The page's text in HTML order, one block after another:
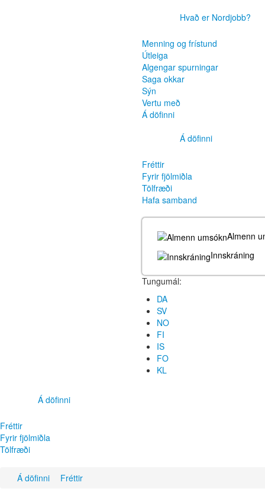
Hvað er Nordjobb?
Menning og frístund
Útleiga
Algengar spurningar
Saga okkar
Sýn
Vertu með
Á döfinni
Á döfinni
Fréttir
Fyrir fjölmiðla
Tölfræði
Hafa samband
Almenn
Innskráning
Tungumál:
DA
SV
NO
FI
IS
FO
KL
Á döfinni
Fréttir
Fyrir fjölmiðla
Tölfræði
Á döfinni Fréttir